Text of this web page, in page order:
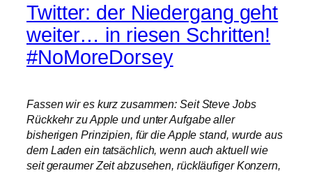
Twitter: der Niedergang geht
weiter… in riesen Schritten!
#NoMoreDorsey
Fassen wir es kurz zusammen: Seit Steve Jobs
Rückkehr zu Apple und unter Aufgabe aller
bisherigen Prinzipien, für die Apple stand, wurde aus
dem Laden ein tatsächlich, wenn auch aktuell wie
seit geraumer Zeit abzusehen, rückläufiger Konzern,